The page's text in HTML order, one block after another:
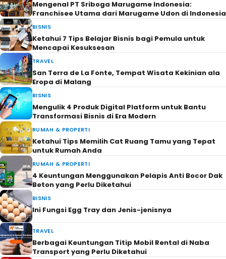
Mengenal PT Sriboga Marugame Indonesia:
Franchisee Utama dari Marugame Udon di Indonesia
BISNIS
Ketahui 7 Tips Belajar Bisnis bagi Pemula untuk
Mencapai Kesuksesan
TRAVEL
San Terra de La Fonte, Tempat Wisata Kekinian ala
Eropa di Malang
BISNIS
Mengulik 4 Produk Digital Platform untuk Bantu
Transformasi Bisnis di Era Modern
RUMAH & PROPERTI
Ketahui Tips Memilih Cat Ruang Tamu yang Tepat
untuk Rumah Anda
RUMAH & PROPERTI
4 Keuntungan Menggunakan Pelapis Anti Bocor Dak
Beton yang Perlu Diketahui
BISNIS
Ini Fungsi Egg Tray dan Jenis-jenisnya
TRAVEL
Berbagai Keuntungan Titip Mobil Rental di Naba
Transport yang Perlu Diketahui